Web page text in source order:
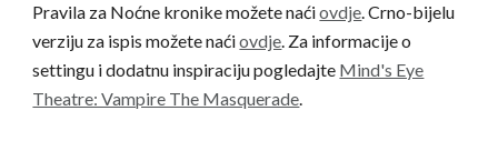
Pravila za Noćne kronike možete naćiovdje. Crno-bijelu
verziju za ispis možete naćiovdje. Za informacije o
settingu i dodatnu inspiraciju pogledajte Mind's Eye
Theatre: Vampire The Masquerade.